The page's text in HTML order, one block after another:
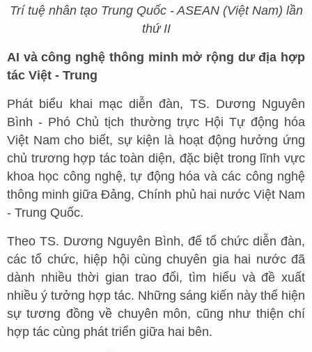
Trí tuệ nhân tạo Trung Quốc - ASEAN (Việt Nam) lần
thứ II
AI và công nghệ thông minh mở rộng dư địa hợp
tác Việt - Trung
Phát biểu khai mạc diễn đàn, TS. Dương Nguyên
Bình - Phó Chủ tịch thường trực Hội Tự động hóa
Việt Nam cho biết, sự kiện là hoạt động hưởng ứng
chủ trương hợp tác toàn diện, đặc biệt trong lĩnh vực
khoa học công nghệ, tự động hóa và các công nghệ
thông minh giữa Đảng, Chính phủ hai nước Việt Nam
- Trung Quốc.
Theo TS. Dương Nguyên Bình, để tổ chức diễn đàn,
các tổ chức, hiệp hội cùng chuyên gia hai nước đã
dành nhiều thời gian trao đổi, tìm hiểu và đề xuất
nhiều ý tưởng hợp tác. Những sáng kiến này thể hiện
sự tương đồng về chuyên môn, cũng như thiện chí
hợp tác cùng phát triển giữa hai bên.